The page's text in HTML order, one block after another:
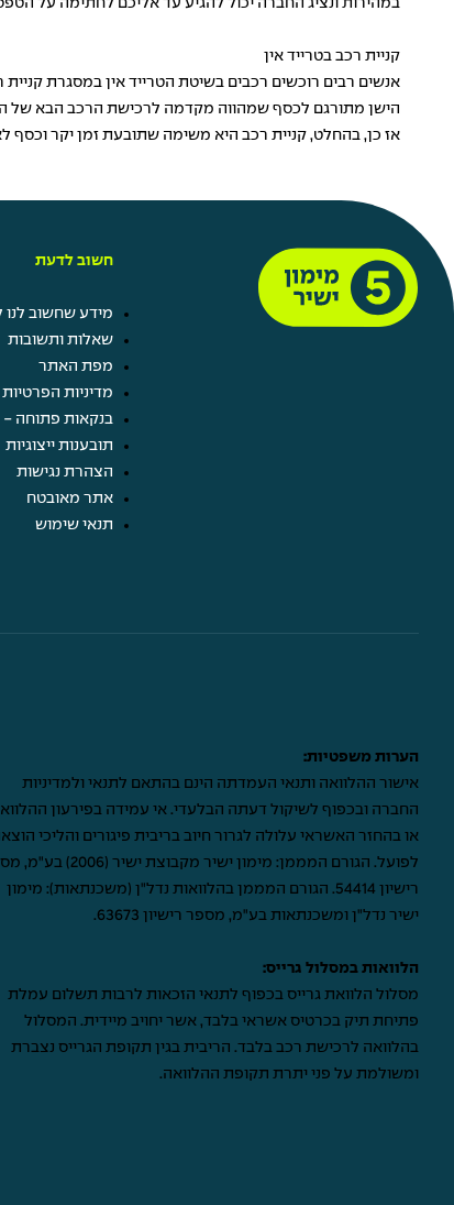
במהירות ונציג החברה יכול להגיע עד אליכם לחתימה על
קניית רכב בטרייד אין
הישן מתורגם לכסף שמהווה מקדמה לרכישת הרכב הבא של
אז כן, בהחלט, קניית רכב היא משימה שתובעת זמן יקר וכסף
חשוב לדעת
מידע שחשוב
שאלות ותשובות
מפת האתר
מדיניות הפרטיות
בנקאות פתוחה
תובענות ייצוגיות
הצהרת נגישות
אתר מאובטח
תנאי שימוש
הערות משפטיות:
אישור ההלוואה ותנאי העמדתה הינם בהתאם לתנאי ולמדיניות
החברה ובכפוף לשיקול דעתה הבלעדי. אי עמידה בפירעון
או בהחזר האשראי עלולה לגרור חיוב בריבית פיגורים והליכי
לפועל. הגורם המממן: מימון ישיר מקבוצת ישיר
רישיון 54414. הגורם המממן בהלוואות נדל"ן (משכנתאות): מימון
ישיר נדל"ן ומשכנתאות בע"מ, מספר רישיון 63673.
הלוואות במסלול גרייס:
מסלול הלוואת גרייס בכפוף לתנאי הזכאות לרבות תשלום עמלת
פתיחת תיק בכרטיס אשראי בלבד, אשר יחויב מיידית. המסלול
בהלוואה לרכישת רכב בלבד. הריבית בגין תקופת הגרייס נצברת
ומשולמת על פני יתרת תקופת ההלוואה.